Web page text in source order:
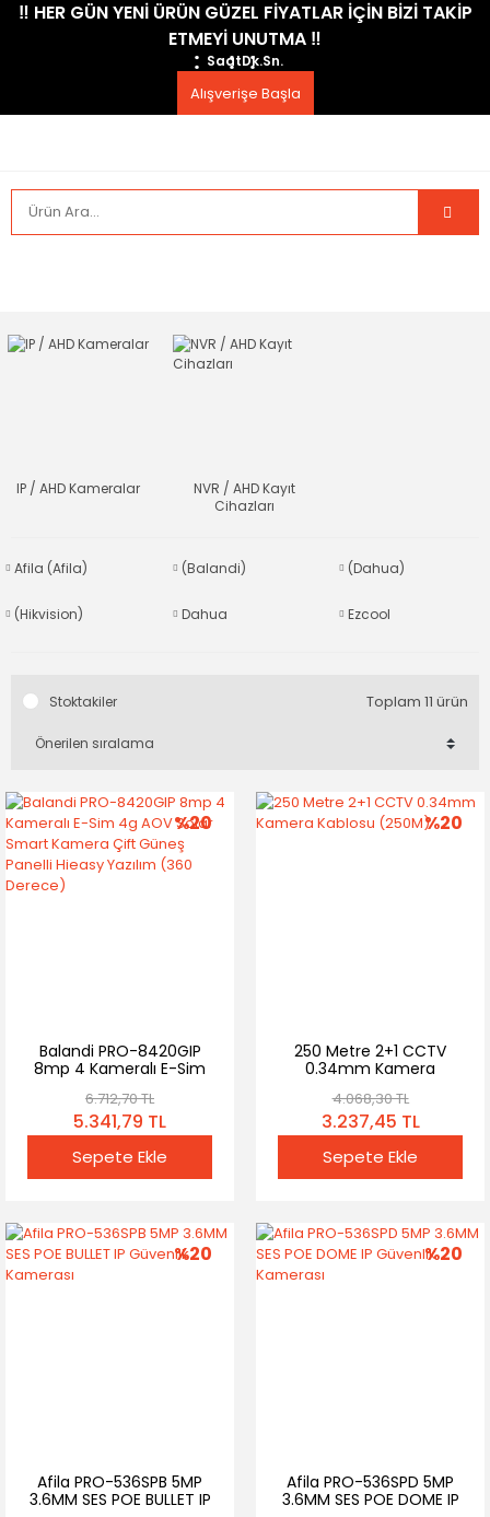
​‼️​ HER GÜN YENİ ÜRÜN GÜZEL FİYATLAR İÇİN BİZİ TAKİP
ETMEYİ UNUTMA ​‼️​
SaatDk.Sn.
Alışverişe Başla
IP / AHD Kameralar
NVR / AHD Kayıt
Cihazları
Afila (Afila) (Balandi) (Dahua)
(Hikvision) Dahua Ezcool
Stoktakiler Toplam 11 ürün
%20
Balandi PRO-8420GIP
8mp 4 Kameralı E-Sim
Kamera Çift Güneş
Panelli Hieasy Yazılım
(360 Derece)
6.712,70 TL
5.341,79 TL
Sepete Ekle
%20
250 Metre 2+1 CCTV
0.34mm Kamera
4.068,30 TL
3.237,45 TL
Sepete Ekle
%20
Afila PRO-536SPB 5MP
3.6MM SES POE BULLET IP
%20
Afila PRO-536SPD 5MP
3.6MM SES POE DOME IP